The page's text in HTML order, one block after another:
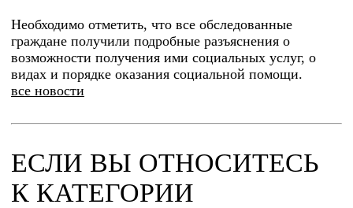
Необходимо отметить, что все обследованные
граждане получили подробные разъяснения о
возможности получения ими социальных услуг, о
видах и порядке оказания социальной помощи.
все новости
ЕСЛИ ВЫ ОТНОСИТЕСЬ
К КАТЕГОРИИ